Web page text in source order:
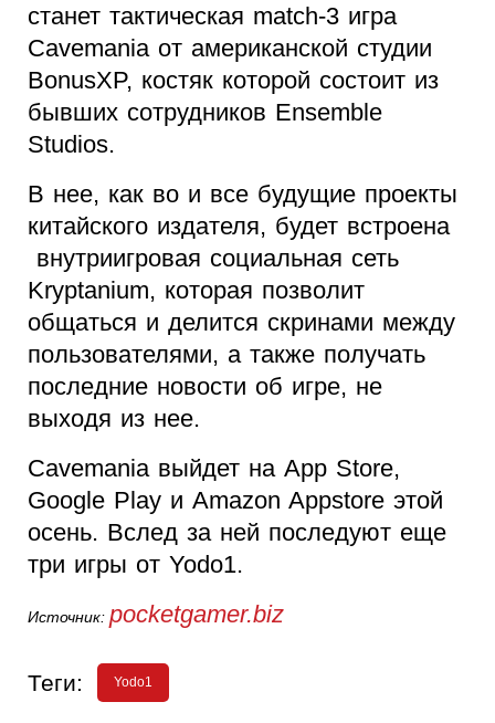
станет тактическая match-3 игра
Cavemania от американской студии
BonusXP, костяк которой состоит из
бывших сотрудников Ensemble
Studios.
В нее, как во и все будущие проекты
китайского издателя, будет встроена
внутриигровая социальная сеть
Kryptanium, которая позволит
общаться и делится скринами между
пользователями, а также получать
последние новости об игре, не
выходя из нее.
Cavemania выйдет на App Store,
Google Play и Amazon Appstore этой
осень. Вслед за ней последуют еще
три игры от Yodo1.
Источник: pocketgamer.biz
Теги: Yodo1